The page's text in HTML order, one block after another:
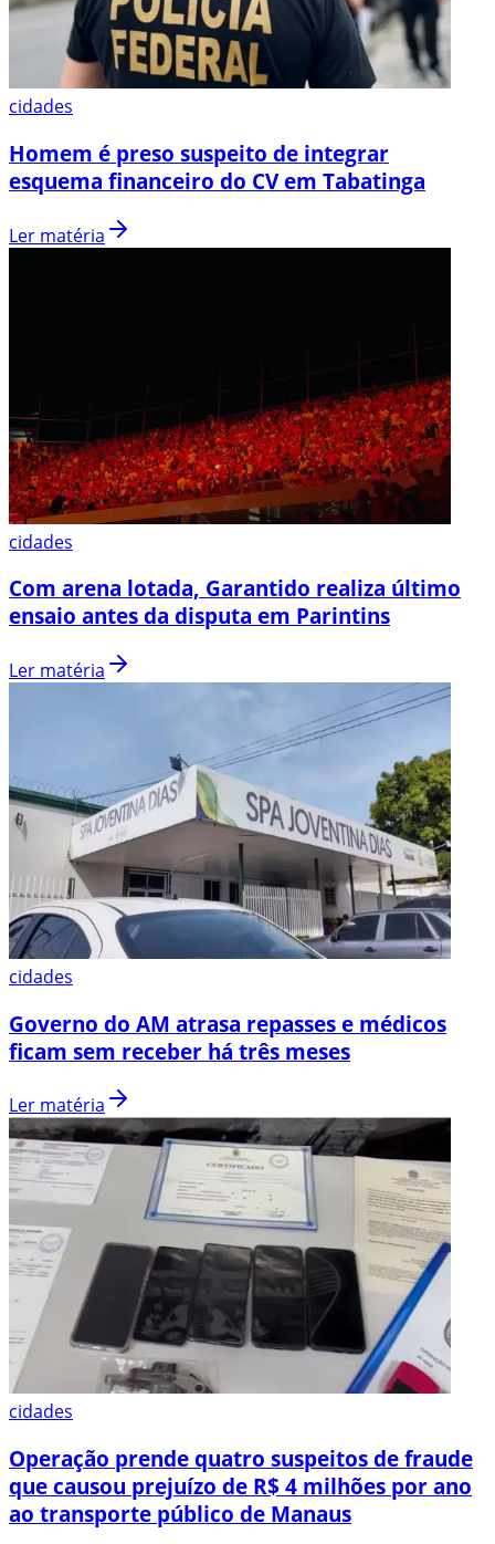
cidades
Homem é preso suspeito de integrar
esquema financeiro do CV em Tabatinga
Ler matéria
cidades
Com arena lotada, Garantido realiza último
ensaio antes da disputa em Parintins
Ler matéria
cidades
Governo do AM atrasa repasses e médicos
ficam sem receber há três meses
Ler matéria
cidades
Operação prende quatro suspeitos de fraude
que causou prejuízo de R$ 4 milhões por ano
ao transporte público de Manaus